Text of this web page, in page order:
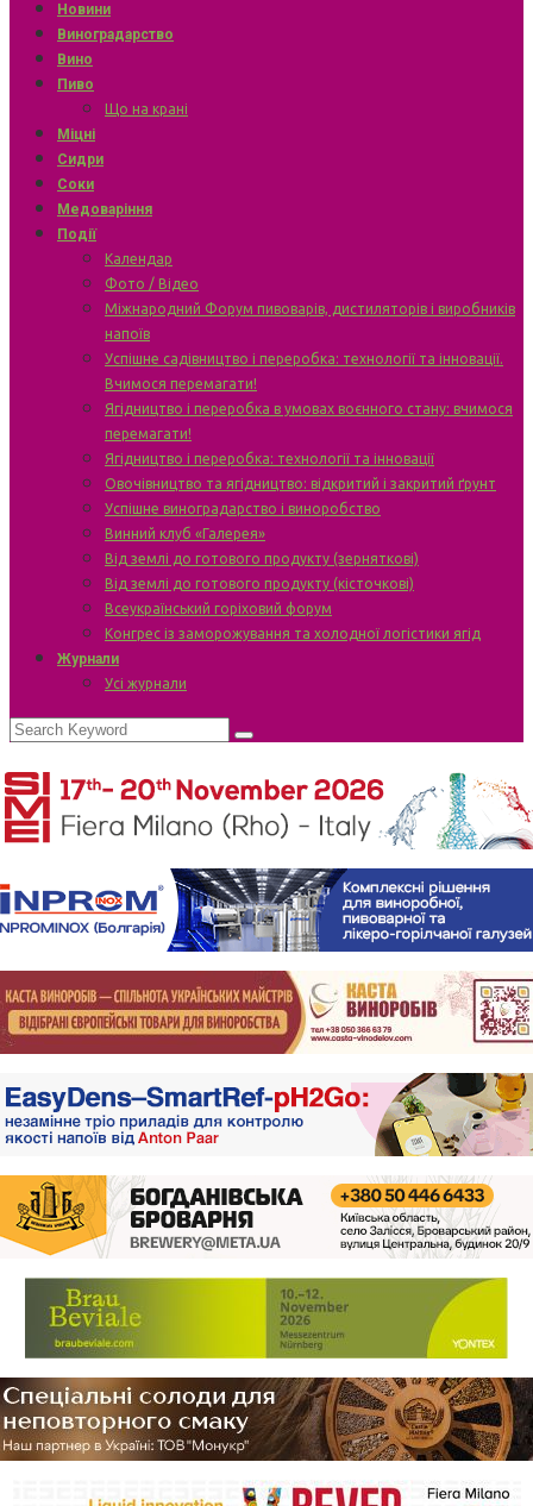
Новини
Виноградарство
Вино
Пиво
Що на крані
Міцні
Сидри
Соки
Медоваріння
Події
Календар
Фото / Відео
Міжнародний Форум пивоварів, дистиляторів і виробників
напоїв
Успішне садівництво і переробка: технології та інновації.
Вчимося перемагати!
Ягідництво і переробка в умовах воєнного стану: вчимося
перемагати!
Ягідництво і переробка: технології та інновації
Овочівництво та ягідництво: відкритий і закритий ґрунт
Успішне виноградарство і виноробство
Винний клуб «Галерея»
Від землі до готового продукту (зерняткові)
Від землі до готового продукту (кісточкові)
Всеукраїнський горіховий форум
Конгрес із заморожування та холодної логістики ягід
Журнали
Усі журнали